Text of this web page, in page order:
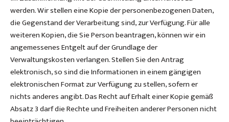
werden. Wir stellen eine Kopie der personenbezogenen Daten,
die Gegenstand der Verarbeitung sind, zur Verfügung. Für alle
weiteren Kopien, die Sie Person beantragen, können wir ein
angemessenes Entgelt auf der Grundlage der
Verwaltungskosten verlangen. Stellen Sie den Antrag
elektronisch, so sind die Informationen in einem gängigen
elektronischen Format zur Verfügung zu stellen, sofern er
nichts anderes angibt. Das Recht auf Erhalt einer Kopie gemäß
Absatz 3 darf die Rechte und Freiheiten anderer Personen nicht